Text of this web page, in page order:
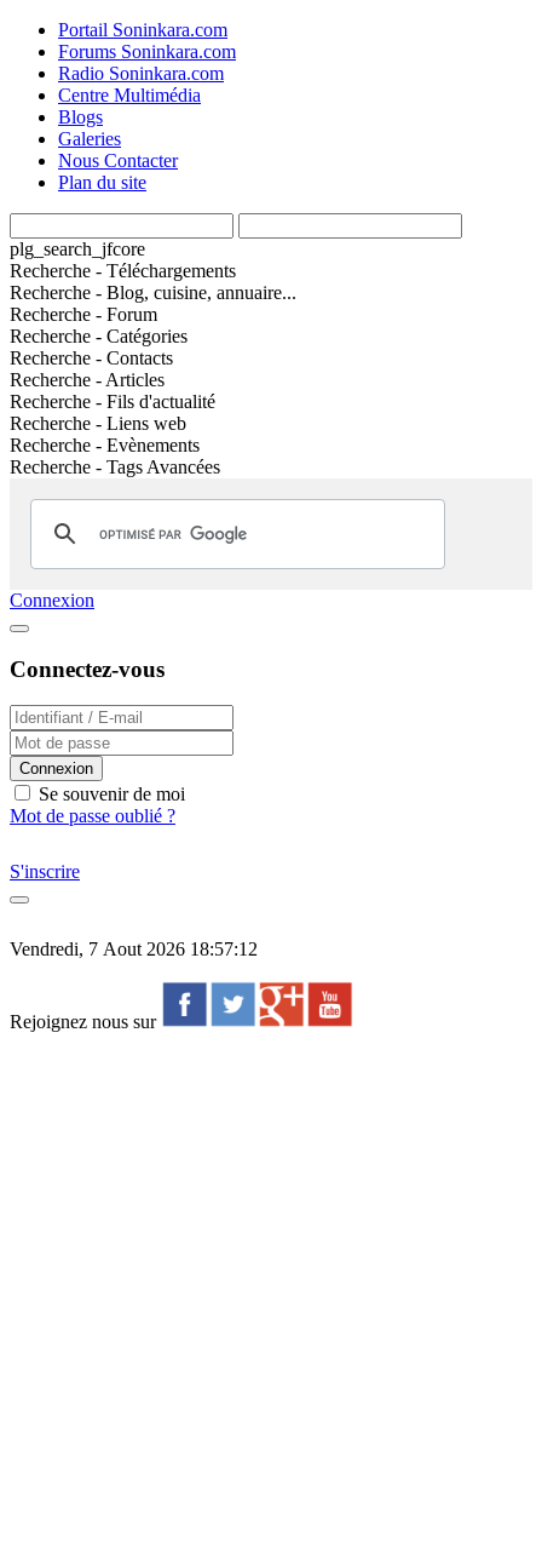
Portail Soninkara.com
Forums Soninkara.com
Radio Soninkara.com
Centre Multimédia
Blogs
Galeries
Nous Contacter
Plan du site
plg_search_jfcore
Recherche - Téléchargements
Recherche - Blog, cuisine, annuaire...
Recherche - Forum
Recherche - Catégories
Recherche - Contacts
Recherche - Articles
Recherche - Fils d'actualité
Recherche - Liens web
Recherche - Evènements
Recherche - Tags Avancées
Connexion
Connectez-vous
Connexion
Se souvenir de moi
Mot de passe oublié ?
S'inscrire
Vendredi, 7 Aout 2026 18:57:12
Rejoignez nous sur